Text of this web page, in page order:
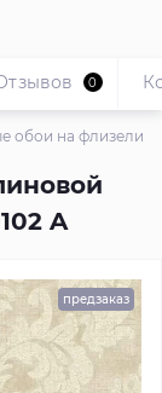
обои на
A
0
предзаказ